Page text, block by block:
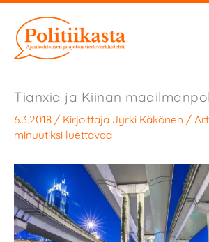
sisältöön
Tianxia ja Kiinan
6.3.2018 / Kirjoittaja Jyrki Käkönen /
minuutiksi luettavaa